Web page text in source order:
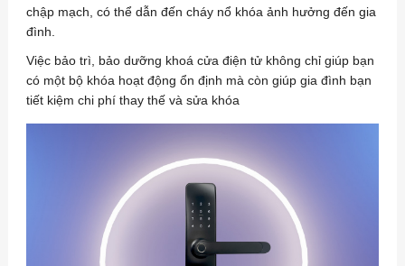
chập mạch, có thể dẫn đến cháy nổ khóa ảnh hưởng đến gia
đình.
Việc bảo trì, bảo dưỡng khoá cửa điện tử không chỉ giúp bạn
có một bộ khóa hoạt động ổn định mà còn giúp gia đình bạn
tiết kiệm chi phí thay thế và sửa khóa